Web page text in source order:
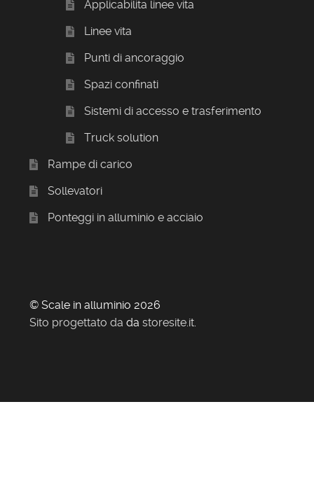
Applicabilita linee vita
Linee vita
Punti di ancoraggio
Spazi confinati
Sistemi di accesso e trasferimento
Truck solution
Rampe di carico
Sollevatori
Ponteggi in alluminio e acciaio
© Scale in alluminio 2026
Sito progettato da da storesite.it.